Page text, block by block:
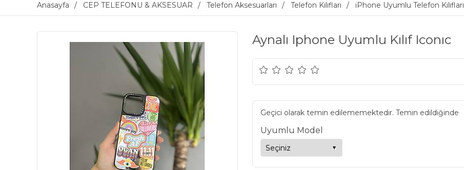
Anasayfa CEP TELEFONU & AKSESUAR Telefon Aksesuarları Telefon Kılıfları iPhone Uyumlu Telefon Kılıfları
Aynalı Iphone Uyumlu Kılıf Iconıc
Geçici olarak temin edilememektedir. Temin edildiğinde
Uyumlu Model